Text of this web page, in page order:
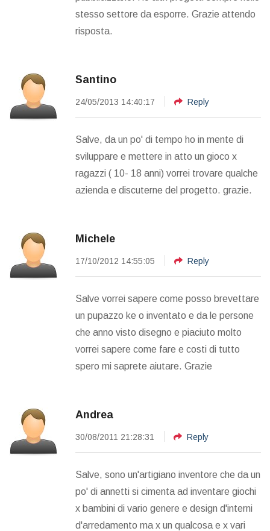
stesso settore da esporre. Grazie attendo
risposta.
Santino
24/05/2013 14:40:17 Reply
Salve, da un po' di tempo ho in mente di
sviluppare e mettere in atto un gioco x
ragazzi ( 10- 18 anni) vorrei trovare qualche
azienda e discuterne del progetto. grazie.
Michele
17/10/2012 14:55:05 Reply
Salve vorrei sapere come posso brevettare
un pupazzo ke o inventato e da le persone
che anno visto disegno e piaciuto molto
vorrei sapere come fare e costi di tutto
spero mi saprete aiutare. Grazie
Andrea
30/08/2011 21:28:31 Reply
Salve, sono un'artigiano inventore che da un
po' di annetti si cimenta ad inventare giochi
x bambini di vario genere e design d'interni
d'arredamento ma x un qualcosa e x vari